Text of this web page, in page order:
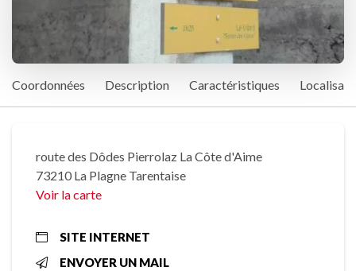
Coordonnées Description Caractéristiques
route des Dôdes Pierrolaz La Côte d'Aime
73210 La Plagne Tarentaise
Voir la carte
SITE INTERNET
ENVOYER UN MAIL